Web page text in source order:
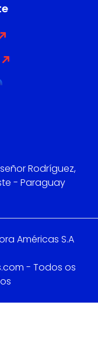
Rodríguez,
- Paraguay
Américas S.A
- Todos os